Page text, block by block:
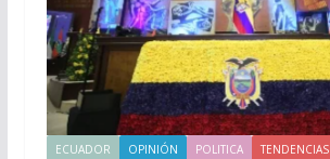
ECUADOR OPINIÓN POLITICA TENDENCIAS